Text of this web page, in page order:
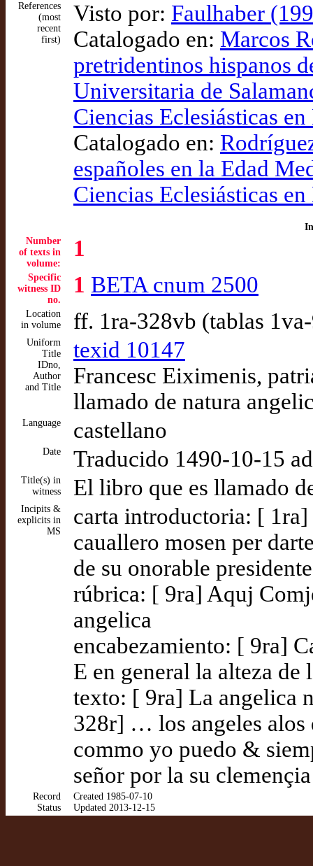
References
(most
recent
first)
Visto por: Faulhaber
Catalogado en: Marcos
pretridentinos hispanos
Universitaria de
Ciencias Eclesiásticas en
Catalogado en:
españoles en la Edad
Ciencias Eclesiásticas en
Number
of texts in
volume:
1
Specific
witness ID
no.
1 BETA cnum 2500
Location
in volume
ff. 1ra-328vb (tablas
Uniform
Title
IDno,
Author
and Title
texid 10147
Francesc Eiximenis,
llamado de natura
Language castellano
Date Traducido 1490-10-15
Title(s) in
witness
El libro que es llamado
Incipits &
explicits in
MS
carta introductoria: [
cauallero mosen per
de su onorable presidente
rúbrica: [ 9ra] Aquj
angelica
encabezamiento: [ 9ra]
E en general la alteza de
texto: [ 9ra] La angelica
328r] … los angeles alos
commo yo puedo &
señor por la su
Record
Status
Created 1985-07-10
Updated 2013-12-15